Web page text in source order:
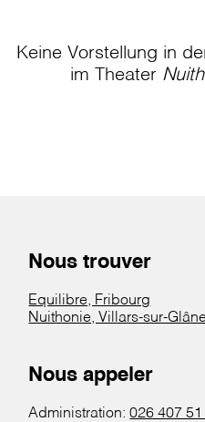
Keine Vorstellung in
im Theater
Nous trouver
Equilibre, Fribourg
Nuithonie, Villars-sur-
Nous appeler
Administration:026 407 51